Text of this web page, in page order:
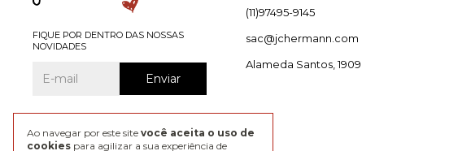
Ao navegar por este site você aceita o uso de
cookies para agilizar a sua experiência de
FIQUE POR DENTRO DAS NOSSAS
NOVIDADES
(11)97495-9145
sac@jchermann.com
Alameda Santos, 1909